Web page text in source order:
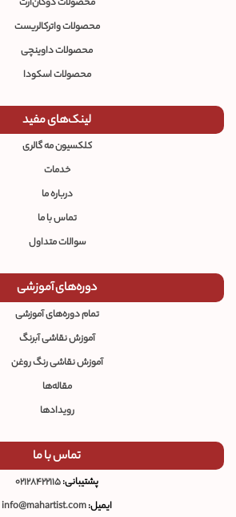
محصولات واترکالریست
محصولات داوینچی
محصولات اسکودا
لینک‌های مفید
کلکسیون مه گالری
خدمات
درباره ما
تماس با ما
سوالات متداول
دوره‌های آموزشی
تمام دوره‌های آموزشی
آموزش نقاشی آبرنگ
آموزش نقاشی رنگ روغن
مقاله‌ها
رویدادها
تماس با ما
پشتیبانی:02128422115
ایمیل:info@mahartist.com